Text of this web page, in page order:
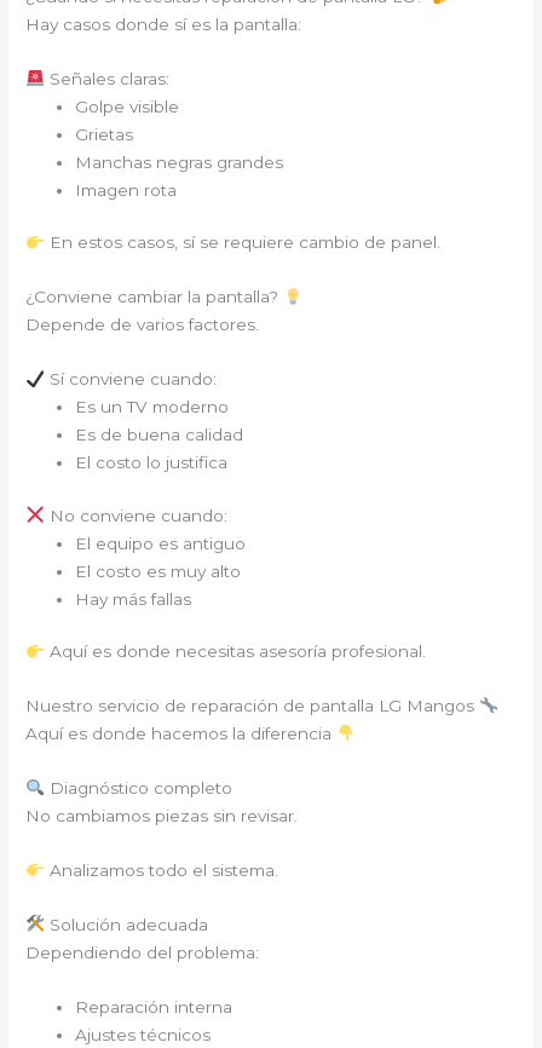
Hay casos donde sí es la pantalla:
Señales claras:
Golpe visible
Grietas
Manchas negras grandes
Imagen rota
En estos casos, sí se requiere cambio de panel.
¿Conviene cambiar la pantalla?
Depende de varios factores.
Sí conviene cuando:
Es un TV moderno
Es de buena calidad
El costo lo justifica
No conviene cuando:
El equipo es antiguo
El costo es muy alto
Hay más fallas
Aquí es donde necesitas asesoría profesional.
Nuestro servicio de reparación de pantalla LG Mangos
Aquí es donde hacemos la diferencia
Diagnóstico completo
No cambiamos piezas sin revisar.
Analizamos todo el sistema.
Solución adecuada
Dependiendo del problema:
Reparación interna
Ajustes técnicos